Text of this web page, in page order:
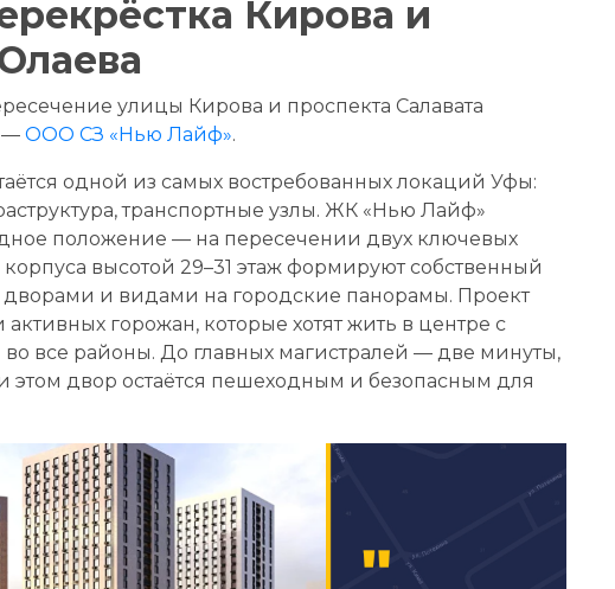
Кирова и
улицы Кирова и проспекта Салавата
— ООО СЗ «Нью Лайф».
одной из самых востребованных локаций Уфы:
транспортные узлы. ЖК «Нью Лайф»
положение — на пересечении двух ключевых
высотой 29–31 этаж формируют собственный
дворами и видами на городские панорамы. Проект
горожан, которые хотят жить в центре с
все районы. До главных магистралей — две минуты,
этом двор остаётся пешеходным и безопасным для